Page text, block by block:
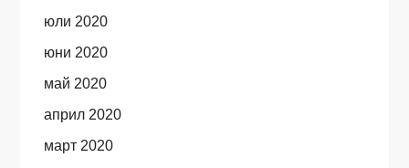
юли 2020
юни 2020
май 2020
април 2020
март 2020